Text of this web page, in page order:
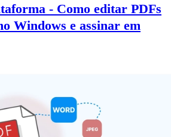
- Como editar PDFs
Windows e assinar em